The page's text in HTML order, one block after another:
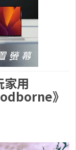
家用
》